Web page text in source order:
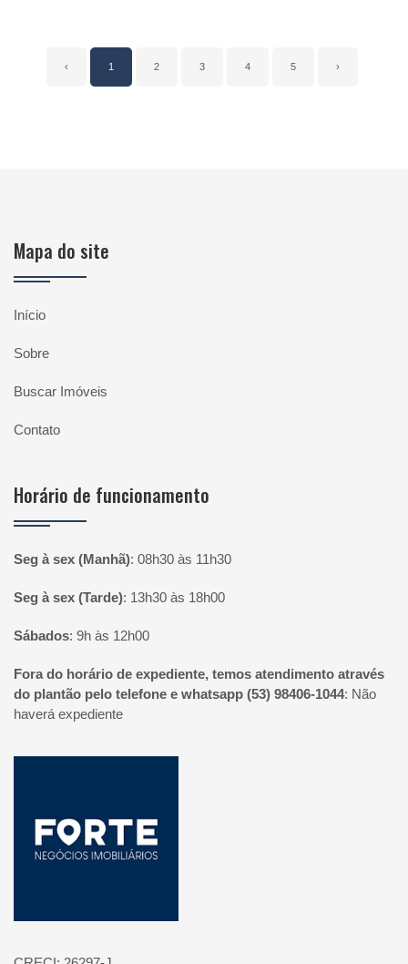
‹ 1 2 3 4 5 ›
Mapa do site
Início
Sobre
Buscar Imóveis
Contato
Horário de funcionamento
Seg à sex (Manhã): 08h30 às 11h30
Seg à sex (Tarde): 13h30 às 18h00
Sábados: 9h às 12h00
Fora do horário de expediente, temos atendimento através
do plantão pelo telefone e whatsapp (53) 98406-1044: Não
haverá expediente